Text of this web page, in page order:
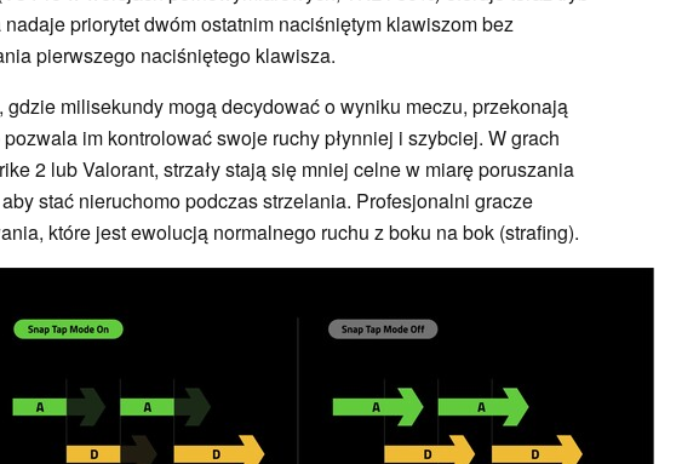
priorytet dwóm ostatnim naciśniętym klawiszom bez
pierwszego naciśniętego klawisza.
milisekundy mogą decydować o wyniku meczu, przekonają
im kontrolować swoje ruchy płynniej i szybciej. W grach
2 lub Valorant, strzały stają się mniej celne w miarę poruszania
stać nieruchomo podczas strzelania. Profesjonalni gracze
które jest ewolucją normalnego ruchu z boku na bok (strafing).